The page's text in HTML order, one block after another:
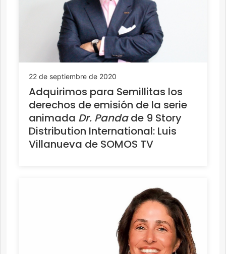
22 de septiembre de 2020
Adquirimos para Semillitas los
derechos de emisión de la serie
animada Dr. Pandade 9 Story
Distribution International: Luis
Villanueva de SOMOS TV